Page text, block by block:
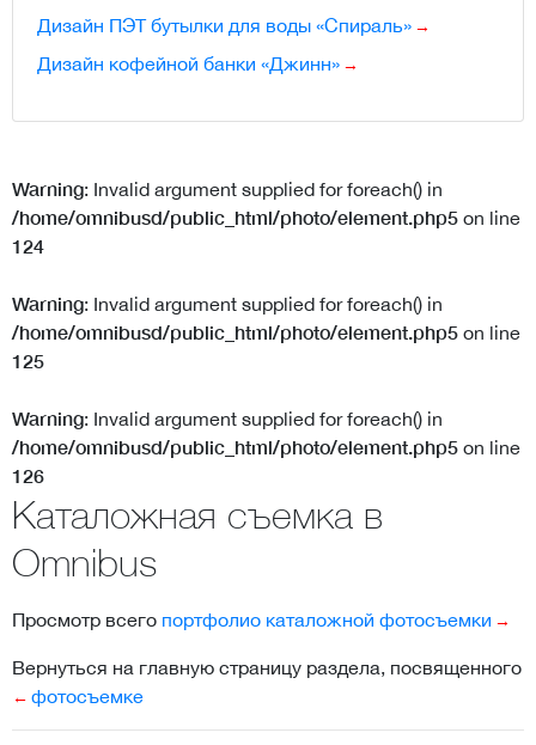
Дизайн ПЭТ бутылки для воды «Спираль»
Дизайн кофейной банки «Джинн»
Warning: Invalid argument supplied for foreach() in
/home/omnibusd/public_html/photo/element.php5 on line
124
Warning: Invalid argument supplied for foreach() in
/home/omnibusd/public_html/photo/element.php5 on line
125
Warning: Invalid argument supplied for foreach() in
/home/omnibusd/public_html/photo/element.php5 on line
126
Каталожная съемка в
Omnibus
Просмотр всего портфолио каталожной фотосъемки
Вернуться на главную страницу раздела, посвященного
фотосъемке